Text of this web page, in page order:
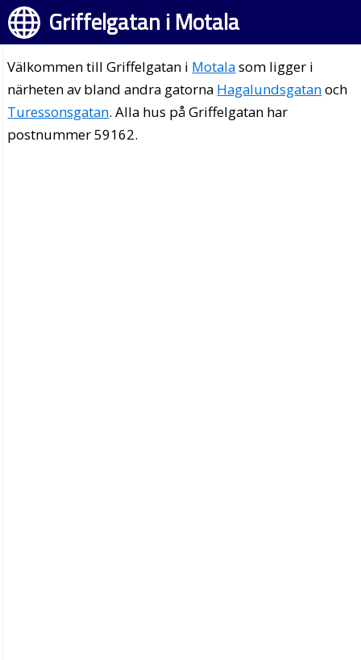
Griffelgatan i Motala
Välkommen till Griffelgatan i Motalasom ligger i
närheten av bland andra gatorna Hagalundsgatanoch
Turessonsgatan. Alla hus på Griffelgatan har
postnummer 59162.